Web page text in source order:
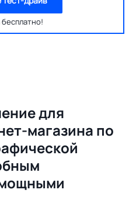
для
магазина по